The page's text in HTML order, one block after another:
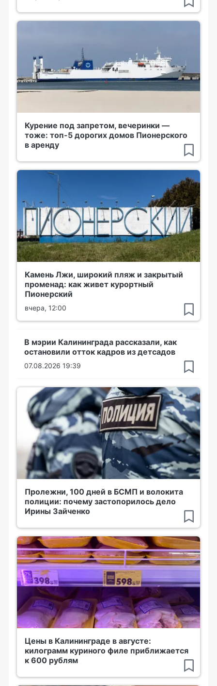
Курение под запретом, вечеринки —
тоже: топ-5 дорогих домов Пионерского
в аренду
Камень Лжи, широкий пляж и закрытый
променад: как живет курортный
Пионерский
вчера, 12:00
В мэрии Калининграда рассказали, как
остановили отток кадров из детсадов
07.08.2026 19:39
Пролежни, 100 дней в БСМП и волокита
полиции: почему застопорилось дело
Ирины Зайченко
Цены в Калининграде в августе:
килограмм куриного филе приближается
к 600 рублям